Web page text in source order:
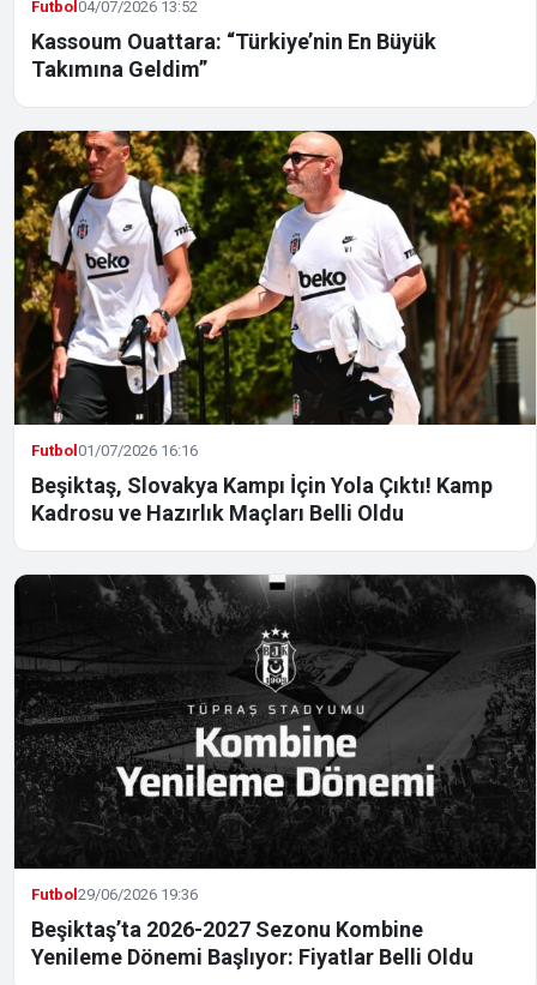
Futbol04/07/2026 13:52
Kassoum Ouattara: “Türkiye’nin En Büyük
Takımına Geldim”
Futbol01/07/2026 16:16
Beşiktaş, Slovakya Kampı İçin Yola Çıktı! Kamp
Kadrosu ve Hazırlık Maçları Belli Oldu
Futbol29/06/2026 19:36
Beşiktaş’ta 2026-2027 Sezonu Kombine
Yenileme Dönemi Başlıyor: Fiyatlar Belli Oldu